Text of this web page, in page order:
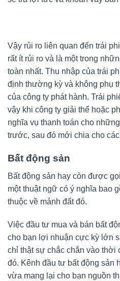
Vậy rủi ro liên quan đến trái
rất ít rủi ro và là một trong
toàn nhất. Thu nhập của trái
định thường kỳ và không phụ
của công ty phát hành. Trái
vậy khi công ty giải thể hoặc
nghĩa vụ thanh toán cho
trước, sau đó mới chia cho
Bất động sản
Bất động sản hay còn được
một thuật ngữ có ý nghĩa bao
thuộc về mảnh đất đó.
Việc đầu tư mua và bán bất
cho bạn lợi nhuận cực kỳ lớn
chỉ thật sự chắc chắn vào thời
đó. Kênh đầu tư bất động sản
vừa mang lại cho bạn nguồn